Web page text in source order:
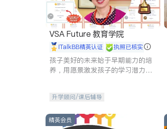
VSA Future 教育学院
iTalkBB精英认证 执照已核实
孩子美好的未来始于早期能力的培
养，用愿景激发孩子的学习潜力和
升学顾问/课后辅导
精英会员